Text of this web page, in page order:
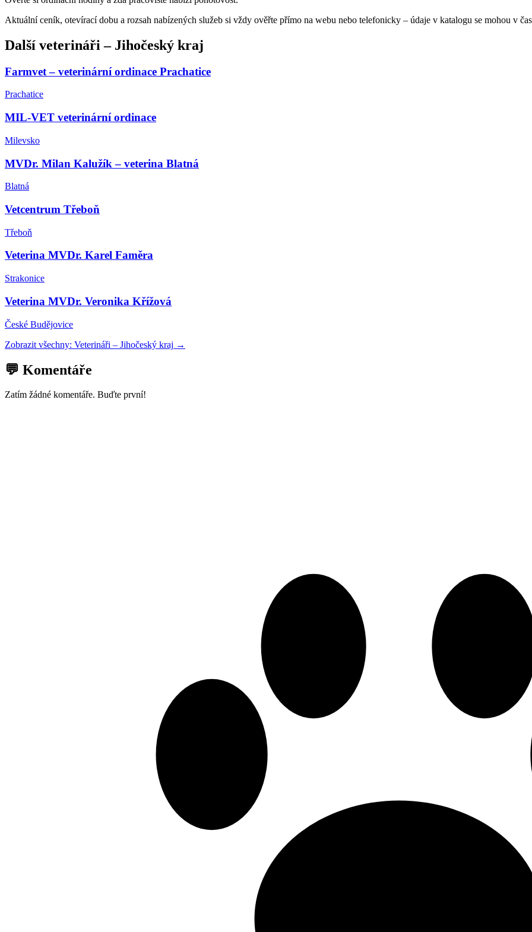
Aktuální ceník, otevírací dobu a rozsah nabízených služeb si vždy ověřte přímo na webu nebo telefonicky – údaje v katalogu se mohou v
Další veterináři – Jihočeský kraj
Farmvet – veterinární ordinace Prachatice
Prachatice
MIL-VET veterinární ordinace
Milevsko
MVDr. Milan Kalužík – veterina Blatná
Blatná
Vetcentrum Třeboň
Třeboň
Veterina MVDr. Karel Faměra
Strakonice
Veterina MVDr. Veronika Křížová
České Budějovice
Zobrazit všechny: Veterináři – Jihočeský kraj →
💬 Komentáře
Zatím žádné komentáře. Buďte první!